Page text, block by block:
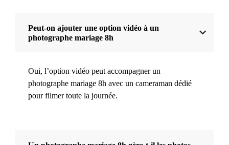
Peut-on ajouter une option vidéo à un
photographe mariage 8h
Oui, l’option vidéo peut accompagner un
photographe mariage 8h avec un cameraman dédié
pour filmer toute la journée.